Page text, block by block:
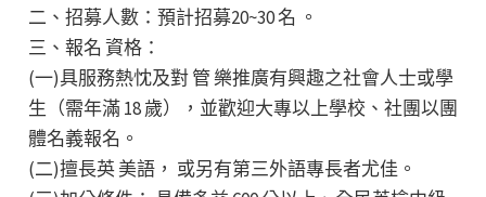
二、招募人數：預計招募20~30 名 。
三、報名 資格：
(一)具服務熱忱及對 管 樂推廣有興趣之社會人士或學
生（需年滿 18 歲），並歡迎大專以上學校、社團以團
體名義報名。
(二)擅長英 美語， 或另有第三外語專長者尤佳。